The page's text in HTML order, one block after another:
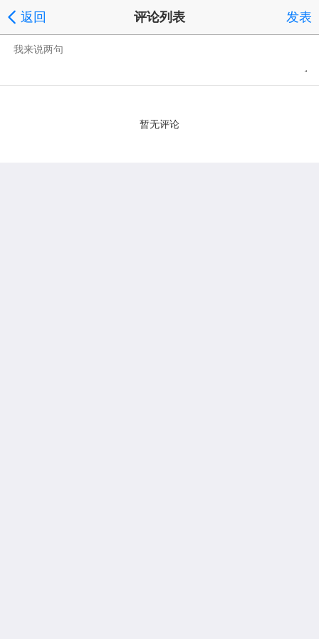
返回 评论列表 发表
暂无评论